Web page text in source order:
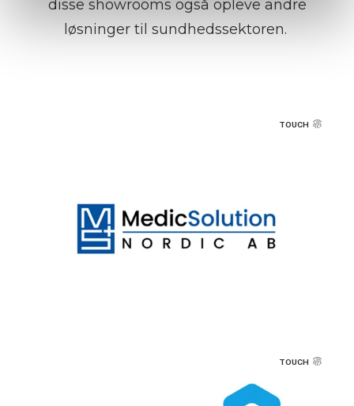
disse showrooms også opleve andre
løsninger til sundhedssektoren.
TOUCH
TOUCH